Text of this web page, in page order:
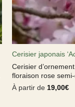
Cerisier japonais
Cerisier
floraison rose
À partir de 19,00€